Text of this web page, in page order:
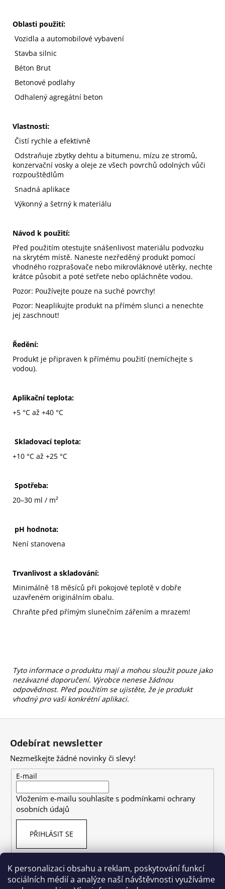
K personalizaci obsahu a reklam, poskytování funkcí
sociálních médií a analýze naší návštěvnosti využíváme
Oblasti použití:
Vozidla a automobilové vybavení
Stavba silnic
Béton Brut
Betonové podlahy
Odhalený agregátní beton
Vlastnosti:
Čistí rychle a efektivně
Odstraňuje zbytky dehtu a bitumenu, mízu ze stromů,
konzervační vosky a oleje ze všech povrchů odolných vůči
rozpouštědlům
Snadná aplikace
Výkonný a šetrný k materiálu
Návod k použití:
Před použitím otestujte snášenlivost materiálu podvozku
na skrytém místě. Naneste nezředěný produkt pomocí
vhodného rozprašovače nebo mikrovláknové utěrky, nechte
krátce působit a poté setřete nebo opláchněte vodou.
Pozor: Používejte pouze na suché povrchy!
Pozor: Neaplikujte produkt na přímém slunci a nenechte
jej zaschnout!
Ředění:
Produkt je připraven k přímému použití (nemíchejte s
vodou).
Aplikační teplota:
+5 °C až +40 °C
Skladovací teplota:
+10 °C až +25 °C
Spotřeba:
20–30 ml / m²
pH hodnota:
Není stanovena
Trvanlivost a skladování:
Minimálně 18 měsíců při pokojové teplotě v dobře
uzavřeném originálním obalu.
Chraňte před přímým slunečním zářením a mrazem!
Tyto informace o produktu mají a mohou sloužit pouze jako
nezávazné doporučení. Výrobce nenese žádnou
odpovědnost. Před použitím se ujistěte, že je produkt
vhodný pro vaši konkrétní aplikaci.
Z
Odebírat newsletter
Nezmeškejte žádné novinky či slevy!
E-mail
Vložením e-mailu souhlasíte s podmínkami ochrany
osobních údajů
PŘIHLÁSIT SE